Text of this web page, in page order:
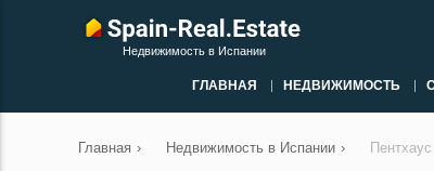
Недвижимость в Испании
ГЛАВНАЯ НЕДВИЖИМОСТЬ
Главная › Недвижимость в Испании ›